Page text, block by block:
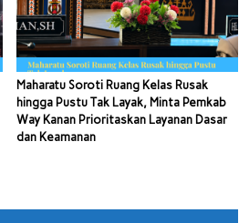
Maharatu Soroti Ruang Kelas Rusak
hingga Pustu Tak Layak, Minta Pemkab
Way Kanan Prioritaskan Layanan Dasar
dan Keamanan